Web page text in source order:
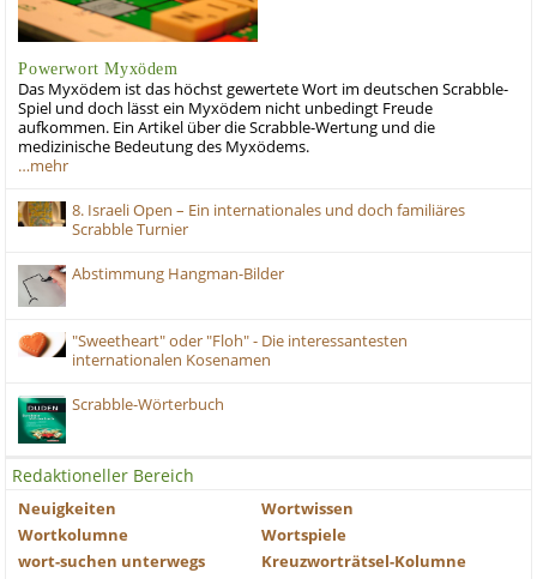
Powerwort Myxödem
Das Myxödem ist das höchst gewertete Wort im deutschen Scrabble-
Spiel und doch lässt ein Myxödem nicht unbedingt Freude
aufkommen. Ein Artikel über die Scrabble-Wertung und die
medizinische Bedeutung des Myxödems.
…mehr
8. Israeli Open – Ein internationales und doch familiäres
Scrabble Turnier
Abstimmung Hangman-Bilder
"Sweetheart" oder "Floh" - Die interessantesten
internationalen Kosenamen
Scrabble-Wörterbuch
Redaktioneller Bereich
Neuigkeiten
Wortwissen
Wortkolumne
Wortspiele
wort-suchen unterwegs
Kreuzworträtsel-Kolumne